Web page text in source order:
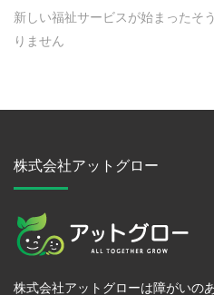
新しい福祉サービスが始まったそ
りません
株式会社アットグロー
株式会社アットグローは障がいの